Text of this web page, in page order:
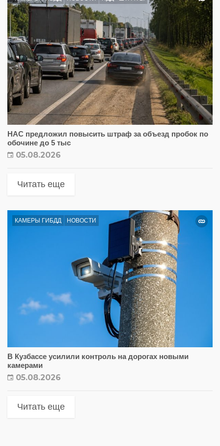
НАС предложил повысить штраф за объезд пробок по
обочине до 5 тыс
05.08.2026
Читать еще
КАМЕРЫ ГИБДД НОВОСТИ
В Кузбассе усилили контроль на дорогах новыми
камерами
05.08.2026
Читать еще